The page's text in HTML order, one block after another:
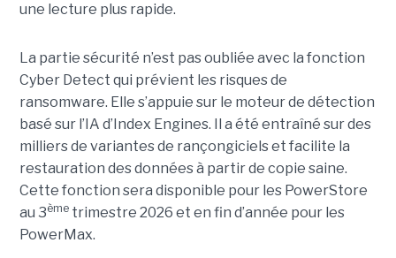
une lecture plus rapide.
La partie sécurité n’est pas oubliée avec la fonction
Cyber Detect qui prévient les risques de
ransomware. Elle s’appuie sur le moteur de détection
basé sur l’IA d’Index Engines. Il a été entraîné sur des
milliers de variantes de rançongiciels et facilite la
restauration des données à partir de copie saine.
Cette fonction sera disponible pour les PowerStore
au 3èmetrimestre 2026 et en fin d’année pour les
PowerMax.